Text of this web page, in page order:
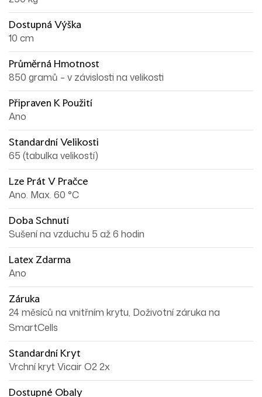
Dostupná Výška
10 cm
Průměrná Hmotnost
850 gramů – v závislosti na velikosti
Připraven K Použití
Ano
Standardní Velikosti
65 (tabulka velikostí)
Lze Prát V Pračce
Ano. Max. 60 °C
Doba Schnutí
Sušení na vzduchu 5 až 6 hodin
Latex Zdarma
Ano
Záruka
24 měsíců na vnitřním krytu, Doživotní záruka na
SmartCells
Standardní Kryt
Vrchní kryt Vicair O2 2x
Dostupné Obaly